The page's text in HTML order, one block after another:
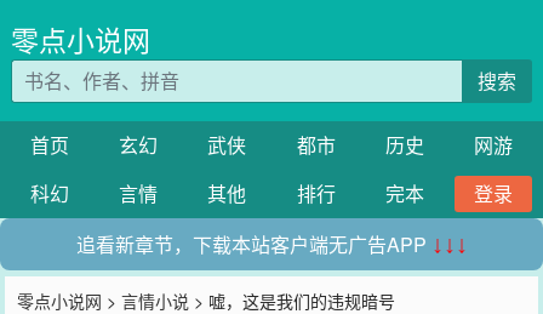
零点小说网
搜索
首页 玄幻 武侠 都市 历史
网游
科幻
言情 其他 排行 完本
登录
追看新章节，下载本站客户端无广告APP ↓↓↓
零点小说网 >言情小说 > 嘘，这是我们的违规暗号